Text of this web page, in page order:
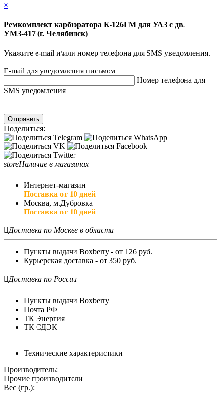
×
Ремкомплект карбюратора К-126ГМ для УАЗ с дв.
УМЗ-417 (г. Челябинск)
Укажите e-mail и\или номер телефона для SMS уведомления.
E-mail для уведомления письмом
Номер телефона для
SMS уведомления
Отправить
Поделиться:
storeНаличие в магазинах
Интернет-магазин
Поставка от 10 дней
Москва, м.Дубровка
Поставка от 10 дней
Доставка по Москве в области
Пункты выдачи Boxberry - от 126 руб.
Курьерская доставка - от 350 руб.
Доставка по России
Пункты выдачи Boxberry
Почта РФ
ТК Энергия
ТК СДЭК
Технические характеристики
Производитель:
Прочие производители
Вес (гр.):